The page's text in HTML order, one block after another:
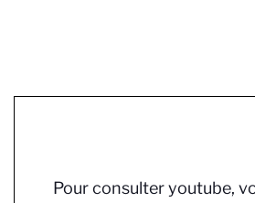
Pour consulter youtube,